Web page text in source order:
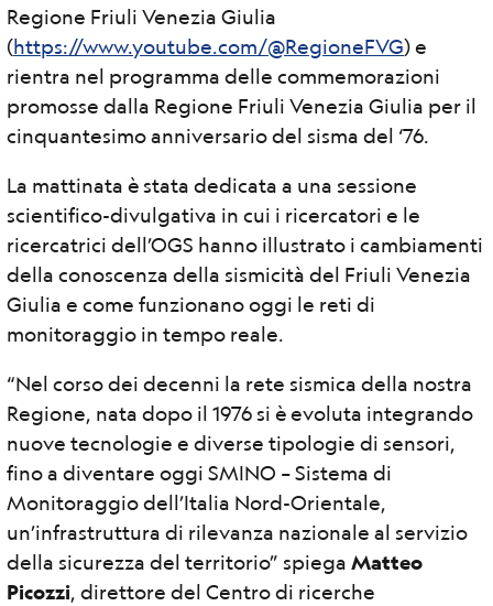
Regione Friuli Venezia Giulia
(https://www.youtube.com/@RegioneFVG) e
rientra nel programma delle commemorazioni
promosse dalla Regione Friuli Venezia Giulia per il
cinquantesimo anniversario del sisma del ‘76.
La mattinata è stata dedicata a una sessione
scientifico-divulgativa in cui i ricercatori e le
ricercatrici dell’OGS hanno illustrato i cambiamenti
della conoscenza della sismicità del Friuli Venezia
Giulia e come funzionano oggi le reti di
monitoraggio in tempo reale.
“Nel corso dei decenni la rete sismica della nostra
Regione, nata dopo il 1976 si è evoluta integrando
nuove tecnologie e diverse tipologie di sensori,
fino a diventare oggi SMINO – Sistema di
Monitoraggio dell’Italia Nord-Orientale,
un’infrastruttura di rilevanza nazionale al servizio
della sicurezza del territorio” spiega Matteo
Picozzi, direttore del Centro di ricerche